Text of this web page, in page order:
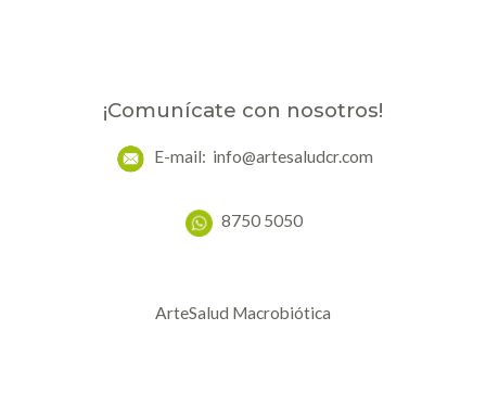
¡Comunícate con nosotros!
E-mail: info@artesaludcr.com
8750 5050
ArteSalud Macrobiótica